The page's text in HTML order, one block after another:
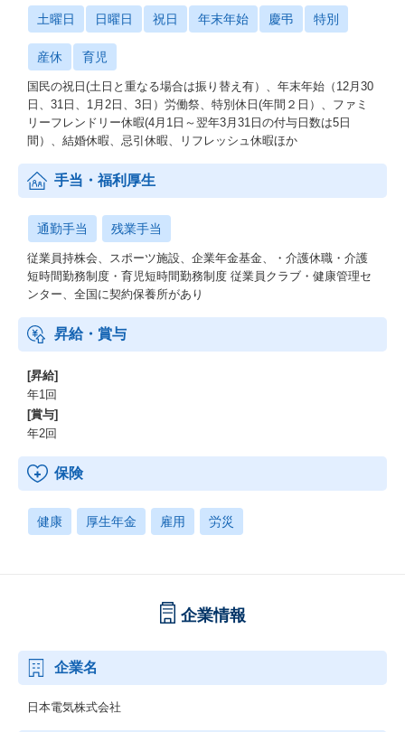
土曜日 日曜日 祝日 年末年始 慶弔 特別
産休 育児
国民の祝日(土日と重なる場合は振り替え有）、年末年始（12月30
日、31日、1月2日、3日）労働祭、特別休日(年間２日）、ファミ
リーフレンドリー休暇(4月1日～翌年3月31日の付与日数は5日
間）、結婚休暇、忌引休暇、リフレッシュ休暇ほか
手当・福利厚生
通勤手当 残業手当
従業員持株会、スポーツ施設、企業年金基金、・介護休職・介護
短時間勤務制度・育児短時間勤務制度 従業員クラブ・健康管理セ
ンター、全国に契約保養所があり
昇給・賞与
[昇給]
年1回
[賞与]
年2回
保険
健康 厚生年金 雇用 労災
企業情報
企業名
日本電気株式会社